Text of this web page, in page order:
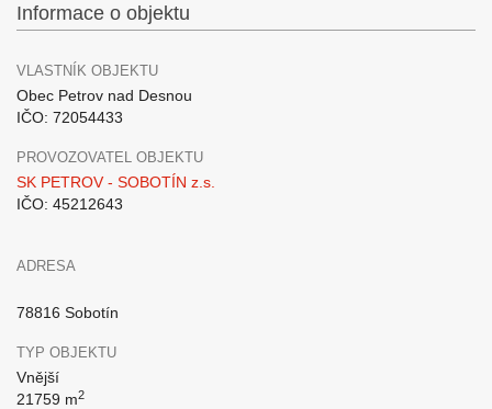
Informace o objektu
VLASTNÍK OBJEKTU
Obec Petrov nad Desnou
IČO: 72054433
PROVOZOVATEL OBJEKTU
SK PETROV - SOBOTÍN z.s.
IČO: 45212643
ADRESA
78816 Sobotín
TYP OBJEKTU
Vnější
21759 m2